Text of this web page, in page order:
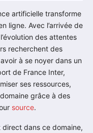
artificielle transforme
ligne. Avec l’arrivée de
des attentes
recherchent des
à se noyer dans un
de France Inter,
ses ressources,
grâce à des
source.
dans ce domaine,